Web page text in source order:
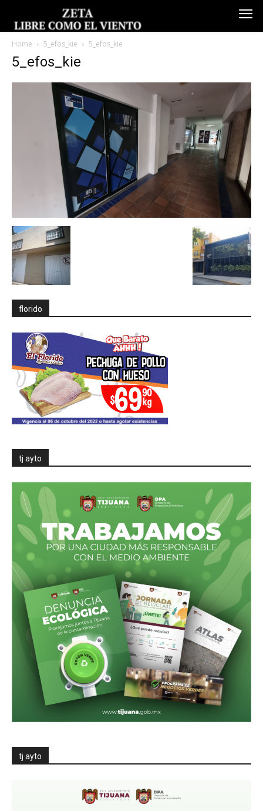
Home 5_efos_kie 5_efos_kie
5_efos_kie
florido
tj ayto
tj ayto